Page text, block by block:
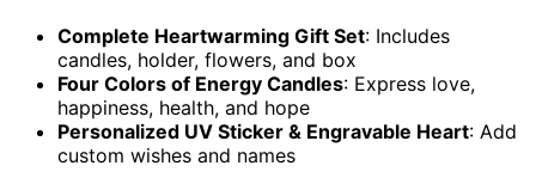
Complete Heartwarming Gift Set: Includes
candles, holder, flowers, and box
Four Colors of Energy Candles: Express love,
happiness, health, and hope
Personalized UV Sticker & Engravable Heart: Add
custom wishes and names